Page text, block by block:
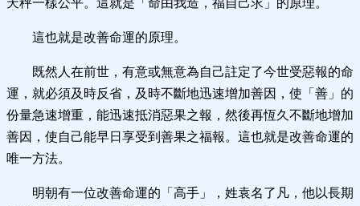
天秤一樣公平。這就是「命由我造，福自己求」的原理。
這也就是改善命運的原理。
既然人在前世，有意或無意為自己註定了今世受惡報的命
運，就必須及時反省，及時不斷地迅速增加善因，使「善」的
份量急速增重，能迅速抵消惡果之報，然後再恆久不斷地增加
善因，使自己能早日享受到善果之福報。這也就是改善命運的
唯一方法。
明朝有一位改善命運的「高手」，姓袁名了凡，他以長期